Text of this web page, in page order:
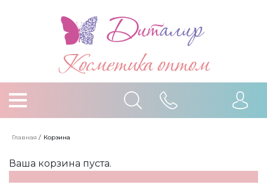
Косметика оптом
Главная / Корзина
Ваша корзина пуста.